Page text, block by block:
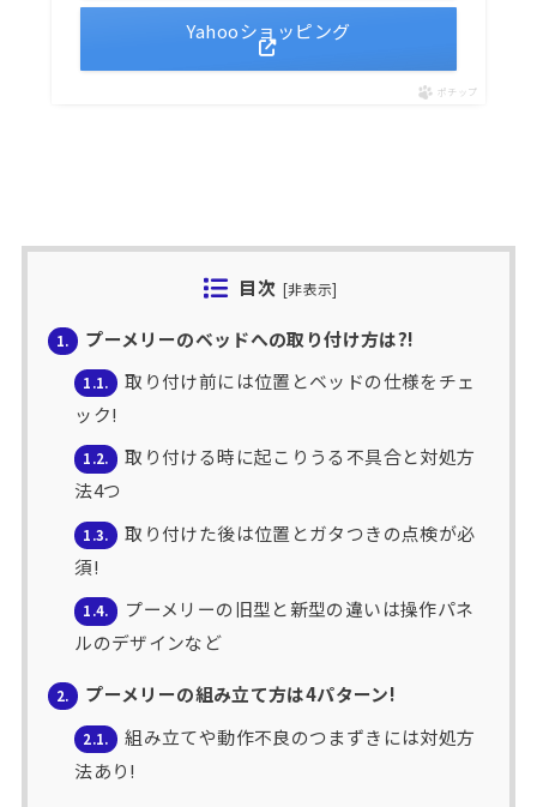
Yahooショッピング
ポチップ
目次 [非表示]
1. プーメリーのベッドへの取り付け方は?!
1.1.
取り付け前には位置とベッドの仕様をチェ
ック!
1.2.
取り付ける時に起こりうる不具合と対処方
法4つ
1.3.
取り付けた後は位置とガタつきの点検が必
須!
1.4.
プーメリーの旧型と新型の違いは操作パネ
ルのデザインなど
2. プーメリーの組み立て方は4パターン!
2.1.
組み立てや動作不良のつまずきには対処方
法あり!